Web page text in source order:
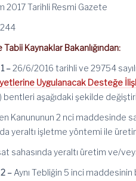
2017 Tarihli Resmi Gazete
Tabii Kaynaklar Bakanlığından:
–26/6/2016 tarihli ve 29754
Uygulanacak Desteğe
bentleri aşağıdaki şekilde
Kanununun 2 nci maddesinde
yeraltı işletme yöntemi ile
sahasında yeraltı üretim ve/
– Aynı Tebliğin 5 inci